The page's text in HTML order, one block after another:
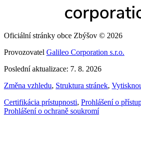
Oficiální stránky obce Zbýšov © 2026
Provozovatel Galileo Corporation s.r.o.
Poslední aktualizace: 7. 8. 2026
Změna vzhledu, Struktura stránek,
Certifikácia prístupnosti, Prohlášení o
Prohlášení o ochraně soukromí